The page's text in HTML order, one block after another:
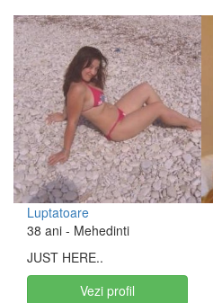
Luptatoare
38 ani - Mehedinti
JUST HERE..
Vezi profil